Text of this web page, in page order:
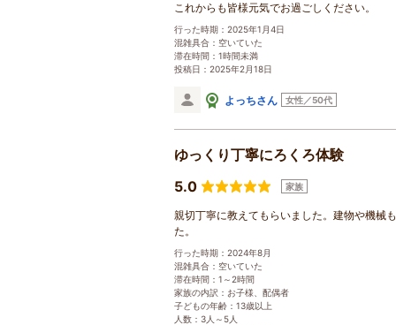
これからも皆様元気でお過ごしください。
行った時期：2025年1月4日
混雑具合：空いていた
滞在時間：1時間未満
投稿日：2025年2月18日
よっちさん 女性／50代
ゆっくり丁寧にろくろ体験
5.0
家族
親切丁寧に教えてもらいました。建物や機械
た。
行った時期：2024年8月
混雑具合：空いていた
滞在時間：1～2時間
家族の内訳：お子様、配偶者
子どもの年齢：13歳以上
人数：3人～5人